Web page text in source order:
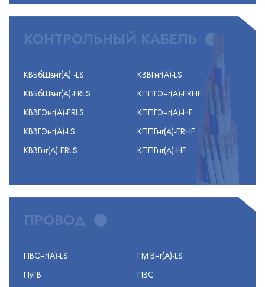
КОНТРОЛЬНЫЙ КАБЕЛЬ
КВБбШвнг(А) -LS
КВБбШвнг(А)-FRLS
КВВГЭнг(А)-FRLS
КВВГЭнг(А)-LS
КВВГнг(А)-FRLS
КВВГнг(А)-LS
КППГЭнг(А)-FRHF
КППГЭнг(А)-HF
КППГнг(А)-FRHF
КППГнг(А)-HF
ПРОВОД
ПВСнг(А)-LS
ПуГВ
ПуГВнг(А)-LS
ПВС